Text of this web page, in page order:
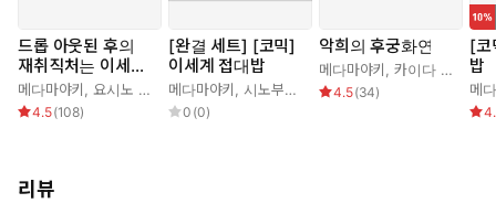
드롭 아웃된 후의
재취직처는 이세계
최강 기사단이었습
니다
메다마야키,요시노 아즈마
4.5(108)
[완결 세트] [코믹]
이세계 접대밥
메다마야키,시노부마루 ,유키 카나
0 (0)
악희의 후궁화연
메다마야키,카이다 시노 ,송
4.5(34)
[코
밥
메
리뷰